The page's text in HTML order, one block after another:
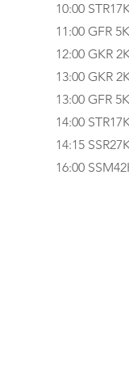
10:00
11:00 GFR
12:00 GKR
13:00 GKR
13:00 GFR
14:00
14:15
16:00